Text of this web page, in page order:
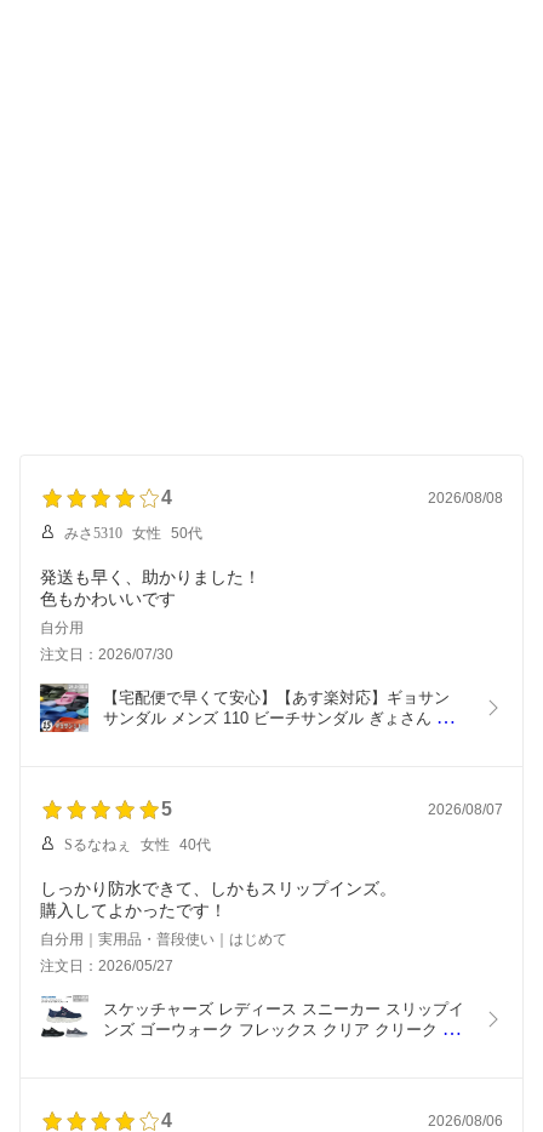
4 2026/08/08
みさ5310 女性 50代
発送も早く、助かりました！
色もかわいいです
自分用
注文日：2026/07/30
【宅配便で早くて安心】【あす楽対応】ギョサン
サンダル メンズ 110 ビーチサンダル ぎょさん パー
にくい 5 2026/08/07
Sるなねぇ 女性 40代
しっかり防水できて、しかもスリップインズ。
購入してよかったです！
自分用｜実用品・普段使い｜はじめて
注文日：2026/05/27
スケッチャーズ レディース スニーカー スリップイ
ンズ ゴーウォーク フレックス クリア クリーク
26.0cm 4 2026/08/06